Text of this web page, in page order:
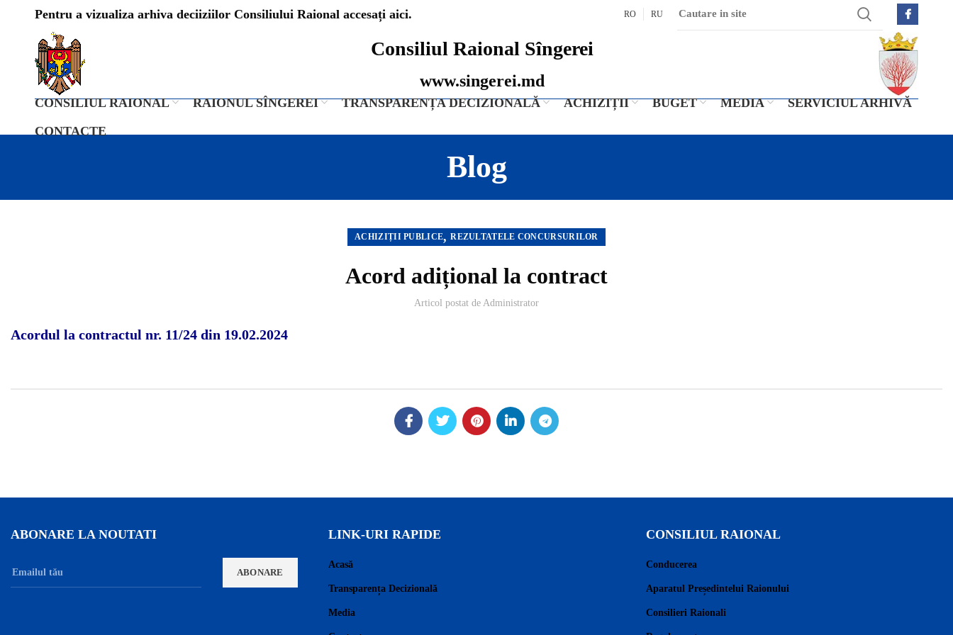
Pentru a vizualiza arhiva deciiziilor Consiliului Raional accesați aici. RO RU
Consiliul Raional Sîngerei
www.singerei.md
CONSILIUL RAIONAL RAIONUL SÎNGEREI TRANSPARENȚA DECIZIONALĂ ACHIZIȚII BUGET MEDIA
SERVICIUL ARHIVĂ
CONTACTE
Blog
ACHIZIȚII PUBLICE,REZULTATELE CONCURSURILOR
Acord adițional la contract
Articol postat de Administrator
Acordul la contractul nr. 11/24 din 19.02.2024
ABONARE LA NOUTATI LINK-URI RAPIDE
Acasă
Transparența Decizională
Media
CONSILIUL RAIONAL
Conducerea
Aparatul Președintelui Raionului
Consilieri Raionali